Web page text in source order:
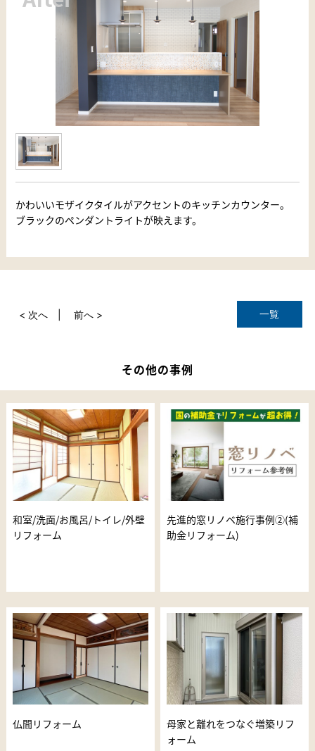
かわいいモザイクタイルがアクセントのキッチンカウンター。
ブラックのペンダントライトが映えます。
一覧
< 次へ 前へ >
その他の事例
和室/洗面/お風呂/トイレ/外壁
リフォーム
先進的窓リノベ施行事例②(補
助金リフォーム)
仏間リフォーム
母家と離れをつなぐ増築リフ
ォーム